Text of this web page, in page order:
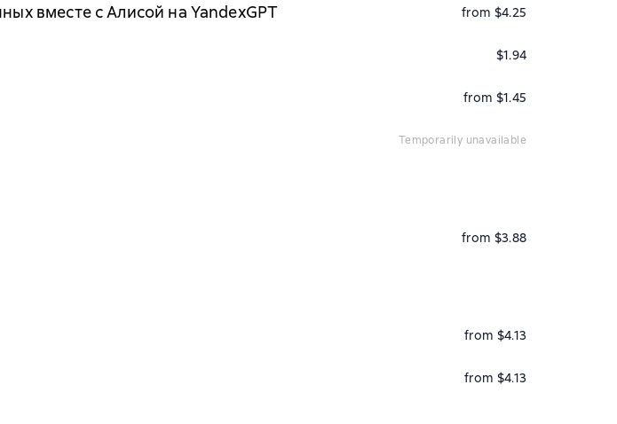
вместе с Алисой на YandexGPT from $4.25
$1.94
from $1.45
temporarily unavailable
from $3.88
from $4.13
from $4.13